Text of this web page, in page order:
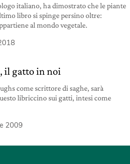
italiano, ha dimostrato che le piante
libro si spinge persino oltre:
al mondo vegetale.
il gatto in noi
come scrittore di saghe, sarà
libriccino sui gatti, intesi come
2009